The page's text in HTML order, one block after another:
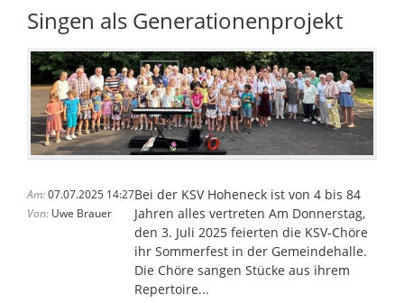
Singen als Generationenprojekt
Am:07.07.2025 14:27
Von:Uwe Brauer
Bei der KSV Hoheneck ist von 4 bis 84
Jahren alles vertreten Am Donnerstag,
den 3. Juli 2025 feierten die KSV-Chöre
ihr Sommerfest in der Gemeindehalle.
Die Chöre sangen Stücke aus ihrem
Repertoire...